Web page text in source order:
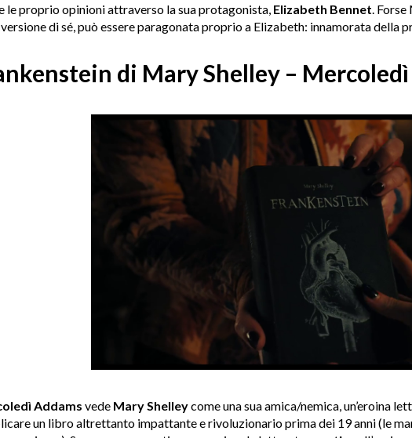
le proprio opinioni attraverso la sua protagonista, Elizabeth Bennet. Forse
di sé, può essere paragonata proprio a Elizabeth: innamorata della
di Mary Shelley – Mercoledì
Addams vede MaryShelleycome una sua amica/nemica, un’eroina
un libro altrettanto impattante e rivoluzionario prima dei 19 anni (le